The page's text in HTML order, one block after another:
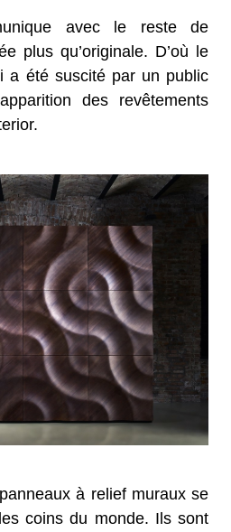
avec le reste de
plus qu’originale. D’où le
a été suscité par un public
des revêtements
à relief muraux se
coins du monde. Ils sont